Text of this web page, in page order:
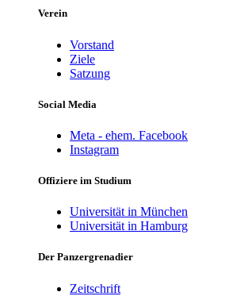
Verein
Vorstand
Ziele
Satzung
Social Media
Meta - ehem. Facebook
Instagram
Offiziere im Studium
Universität in München
Universität in Hamburg
Der Panzergrenadier
Zeitschrift